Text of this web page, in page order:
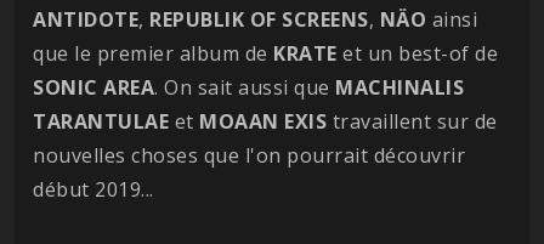
ANTIDOTE, REPUBLIK OF SCREENS, NÄO ainsi
que le premier album de KRATE et un best-of de
SONIC AREA. On sait aussi que MACHINALIS
TARANTULAE et MOAAN EXIS travaillent sur de
nouvelles choses que l'on pourrait découvrir
début 2019...